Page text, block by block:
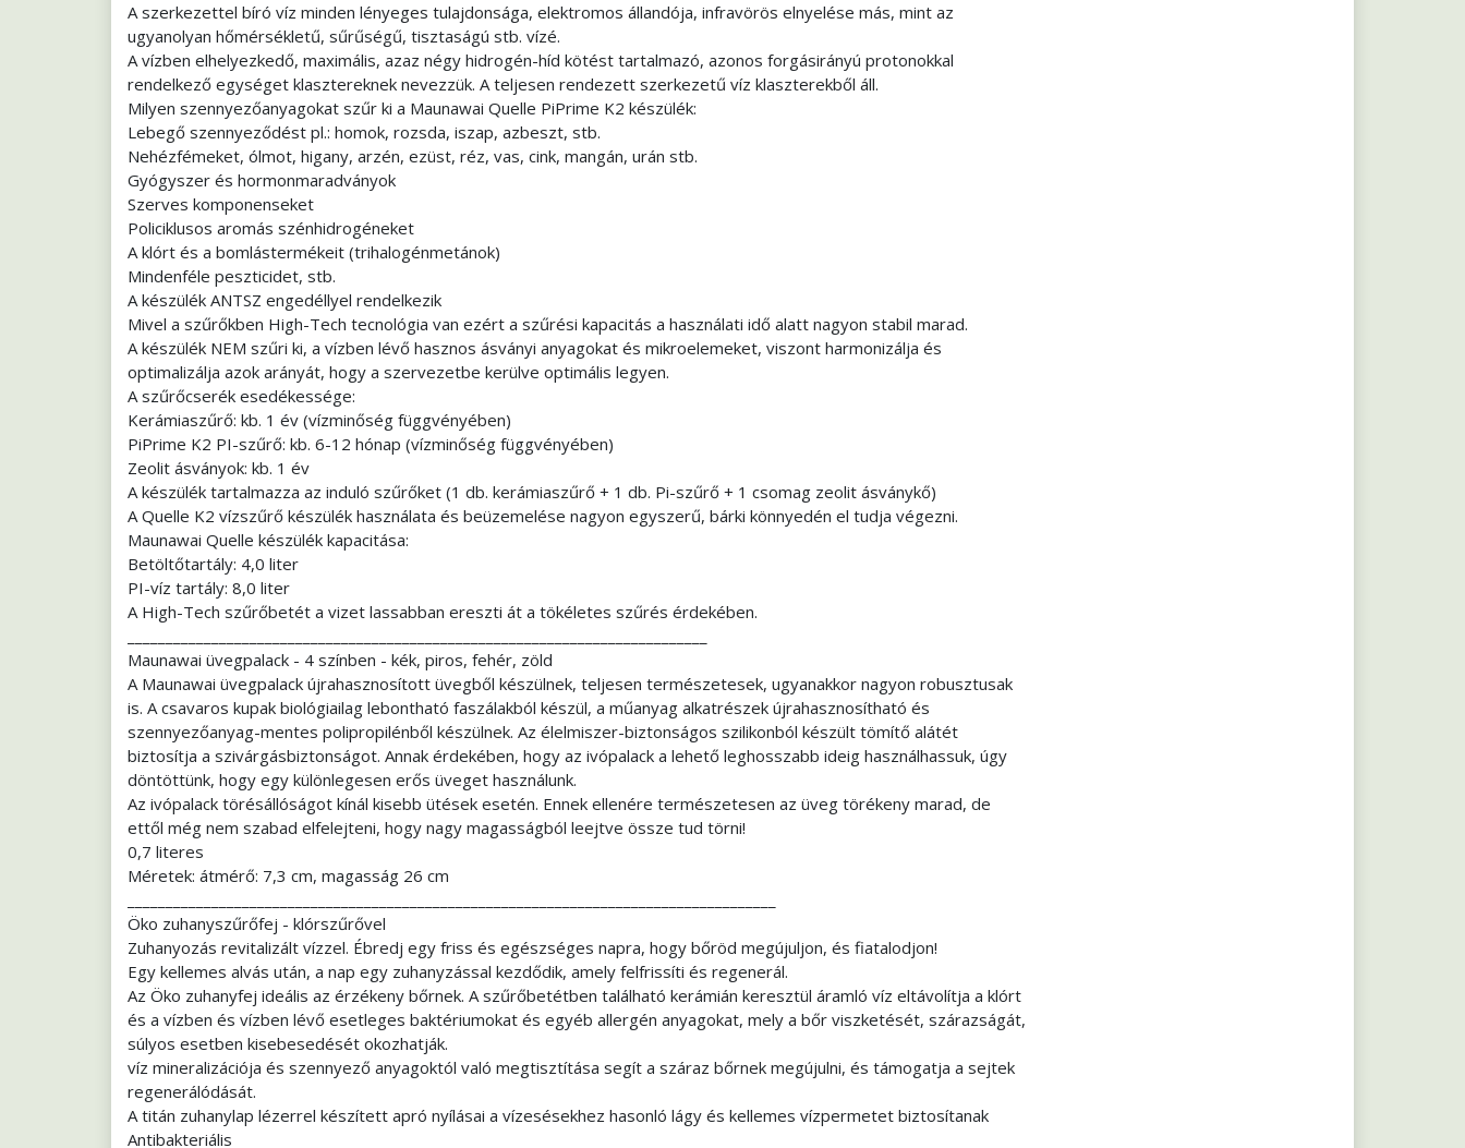
A szerkezettel bíró víz minden lényeges tulajdonsága, elektromos állandója, infravörös elnyelése más, mint az
ugyanolyan hőmérsékletű, sűrűségű, tisztaságú stb. vízé.
A vízben elhelyezkedő, maximális, azaz négy hidrogén-híd kötést tartalmazó, azonos forgásirányú protonokkal
rendelkező egységet klasztereknek nevezzük. A teljesen rendezett szerkezetű víz klaszterekből áll.
Milyen szennyezőanyagokat szűr ki a Maunawai Quelle PiPrime K2 készülék:
Lebegő szennyeződést pl.: homok, rozsda, iszap, azbeszt, stb.
Nehézfémeket, ólmot, higany, arzén, ezüst, réz, vas, cink, mangán, urán stb.
Gyógyszer és hormonmaradványok
Szerves komponenseket
Policiklusos aromás szénhidrogéneket
A klórt és a bomlástermékeit (trihalogénmetánok)
Mindenféle peszticidet, stb.
A készülék ANTSZ engedéllyel rendelkezik
Mivel a szűrőkben High-Tech tecnológia van ezért a szűrési kapacitás a használati idő alatt nagyon stabil marad.
A készülék NEM szűri ki, a vízben lévő hasznos ásványi anyagokat és mikroelemeket, viszont harmonizálja és
optimalizálja azok arányát, hogy a szervezetbe kerülve optimális legyen.
A szűrőcserék esedékessége:
Kerámiaszűrő: kb. 1 év (vízminőség függvényében)
PiPrime K2 PI-szűrő: kb. 6-12 hónap (vízminőség függvényében)
Zeolit ásványok: kb. 1 év
A készülék tartalmazza az induló szűrőket (1 db. kerámiaszűrő + 1 db. Pi-szűrő + 1 csomag zeolit ásványkő)
A Quelle K2 vízszűrő készülék használata és beüzemelése nagyon egyszerű, bárki könnyedén el tudja végezni.
Maunawai Quelle készülék kapacitása:
Betöltőtartály: 4,0 liter
PI-víz tartály: 8,0 liter
A High-Tech szűrőbetét a vizet lassabban ereszti át a tökéletes szűrés érdekében.
Maunawai üvegpalack - 4 színben - kék, piros, fehér, zöld
A Maunawai üvegpalack újrahasznosított üvegből készülnek, teljesen természetesek, ugyanakkor nagyon robusztusak
is. A csavaros kupak biológiailag lebontható faszálakból készül, a műanyag alkatrészek újrahasznosítható és
szennyezőanyag-mentes polipropilénből készülnek. Az élelmiszer-biztonságos szilikonból készült tömítő alátét
biztosítja a szivárgásbiztonságot. Annak érdekében, hogy az ivópalack a lehető leghosszabb ideig használhassuk, úgy
döntöttünk, hogy egy különlegesen erős üveget használunk.
Az ivópalack törésállóságot kínál kisebb ütések esetén. Ennek ellenére természetesen az üveg törékeny marad, de
ettől még nem szabad elfelejteni, hogy nagy magasságból leejtve össze tud törni!
0,7 literes
Méretek: átmérő: 7,3 cm, magasság 26 cm
Öko zuhanyszűrőfej - klórszűrővel
Zuhanyozás revitalizált vízzel. Ébredj egy friss és egészséges napra, hogy bőröd megújuljon, és fiatalodjon!
Egy kellemes alvás után, a nap egy zuhanyzással kezdődik, amely felfrissíti és regenerál.
Az Öko zuhanyfej ideális az érzékeny bőrnek. A szűrőbetétben található kerámián keresztül áramló víz eltávolítja a klórt
és a vízben és vízben lévő esetleges baktériumokat és egyéb allergén anyagokat, mely a bőr viszketését, szárazságát,
súlyos esetben kisebesedését okozhatják.
víz mineralizációja és szennyező anyagoktól való megtisztítása segít a száraz bőrnek megújulni, és támogatja a sejtek
regenerálódását.
A titán zuhanylap lézerrel készített apró nyílásai a vízesésekhez hasonló lágy és kellemes vízpermetet biztosítanak
Antibakteriális